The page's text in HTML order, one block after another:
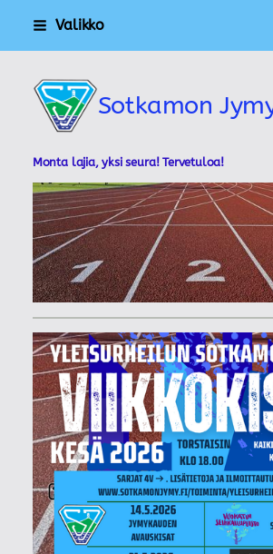
Siirry
Valikko
Sotkamon
Monta lajia, yksi seura! Tervetuloa!